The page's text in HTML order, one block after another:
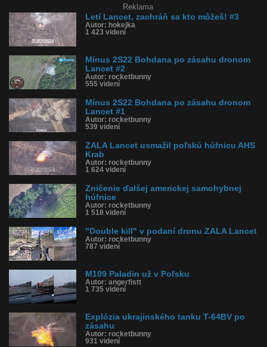
Reklama
Letí Lancet, zachráň sa kto môžeš! #3
Autor: hokejka
1 423 videní
Mínus 2S22 Bohdana po zásahu dronom
Lancet #2
Autor: rocketbunny
555 videní
Mínus 2S22 Bohdana po zásahu dronom
Lancet #1
Autor: rocketbunny
539 videní
ZALA Lancet usmažil poľskú húfnicu AHS
Krab
Autor: rocketbunny
1 624 videní
Zničenie ďalšej americkej samohybnej
húfnice
Autor: rocketbunny
1 518 videní
"Double kill" v podaní dronu ZALA Lancet
Autor: rocketbunny
787 videní
M109 Paladin už v Poľsku
Autor: angerfistt
1 735 videní
Explózia ukrajinského tanku T-64BV po
zásahu
Autor: rocketbunny
931 videní